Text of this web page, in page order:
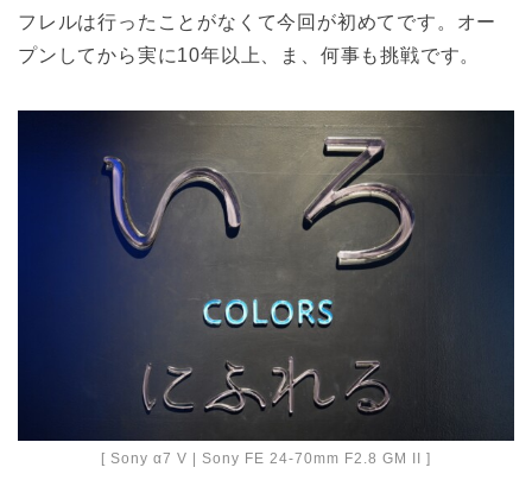
フレルは行ったことがなくて今回が初めてです。オー
プンしてから実に10年以上、ま、何事も挑戦です。
[ Sony α7 V | Sony FE 24-70mm F2.8 GM II ]